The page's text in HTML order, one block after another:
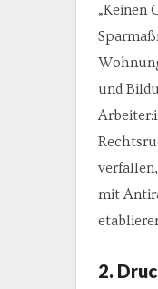
„Keinen
und
mit
2.